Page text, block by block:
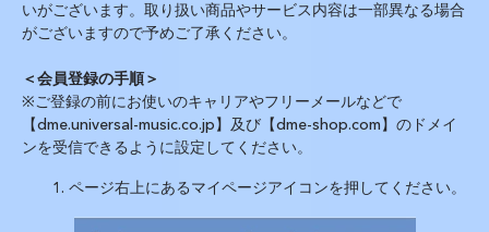
いがございます。取り扱い商品やサービス内容は一部異なる場合
がございますので予めご了承ください。
＜会員登録の手順＞
※ご登録の前にお使いのキャリアやフリーメールなどで
【dme.universal-music.co.jp】及び【dme-shop.com】のドメイ
ンを受信できるように設定してください。
1. ページ右上にあるマイページアイコンを押してください。